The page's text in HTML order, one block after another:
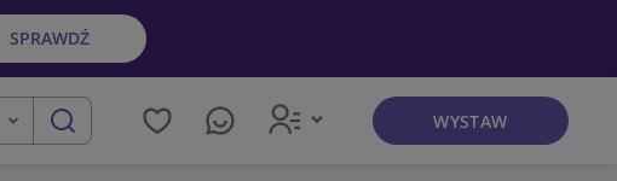
SPRAWDŹ
szukaj WYSTAW